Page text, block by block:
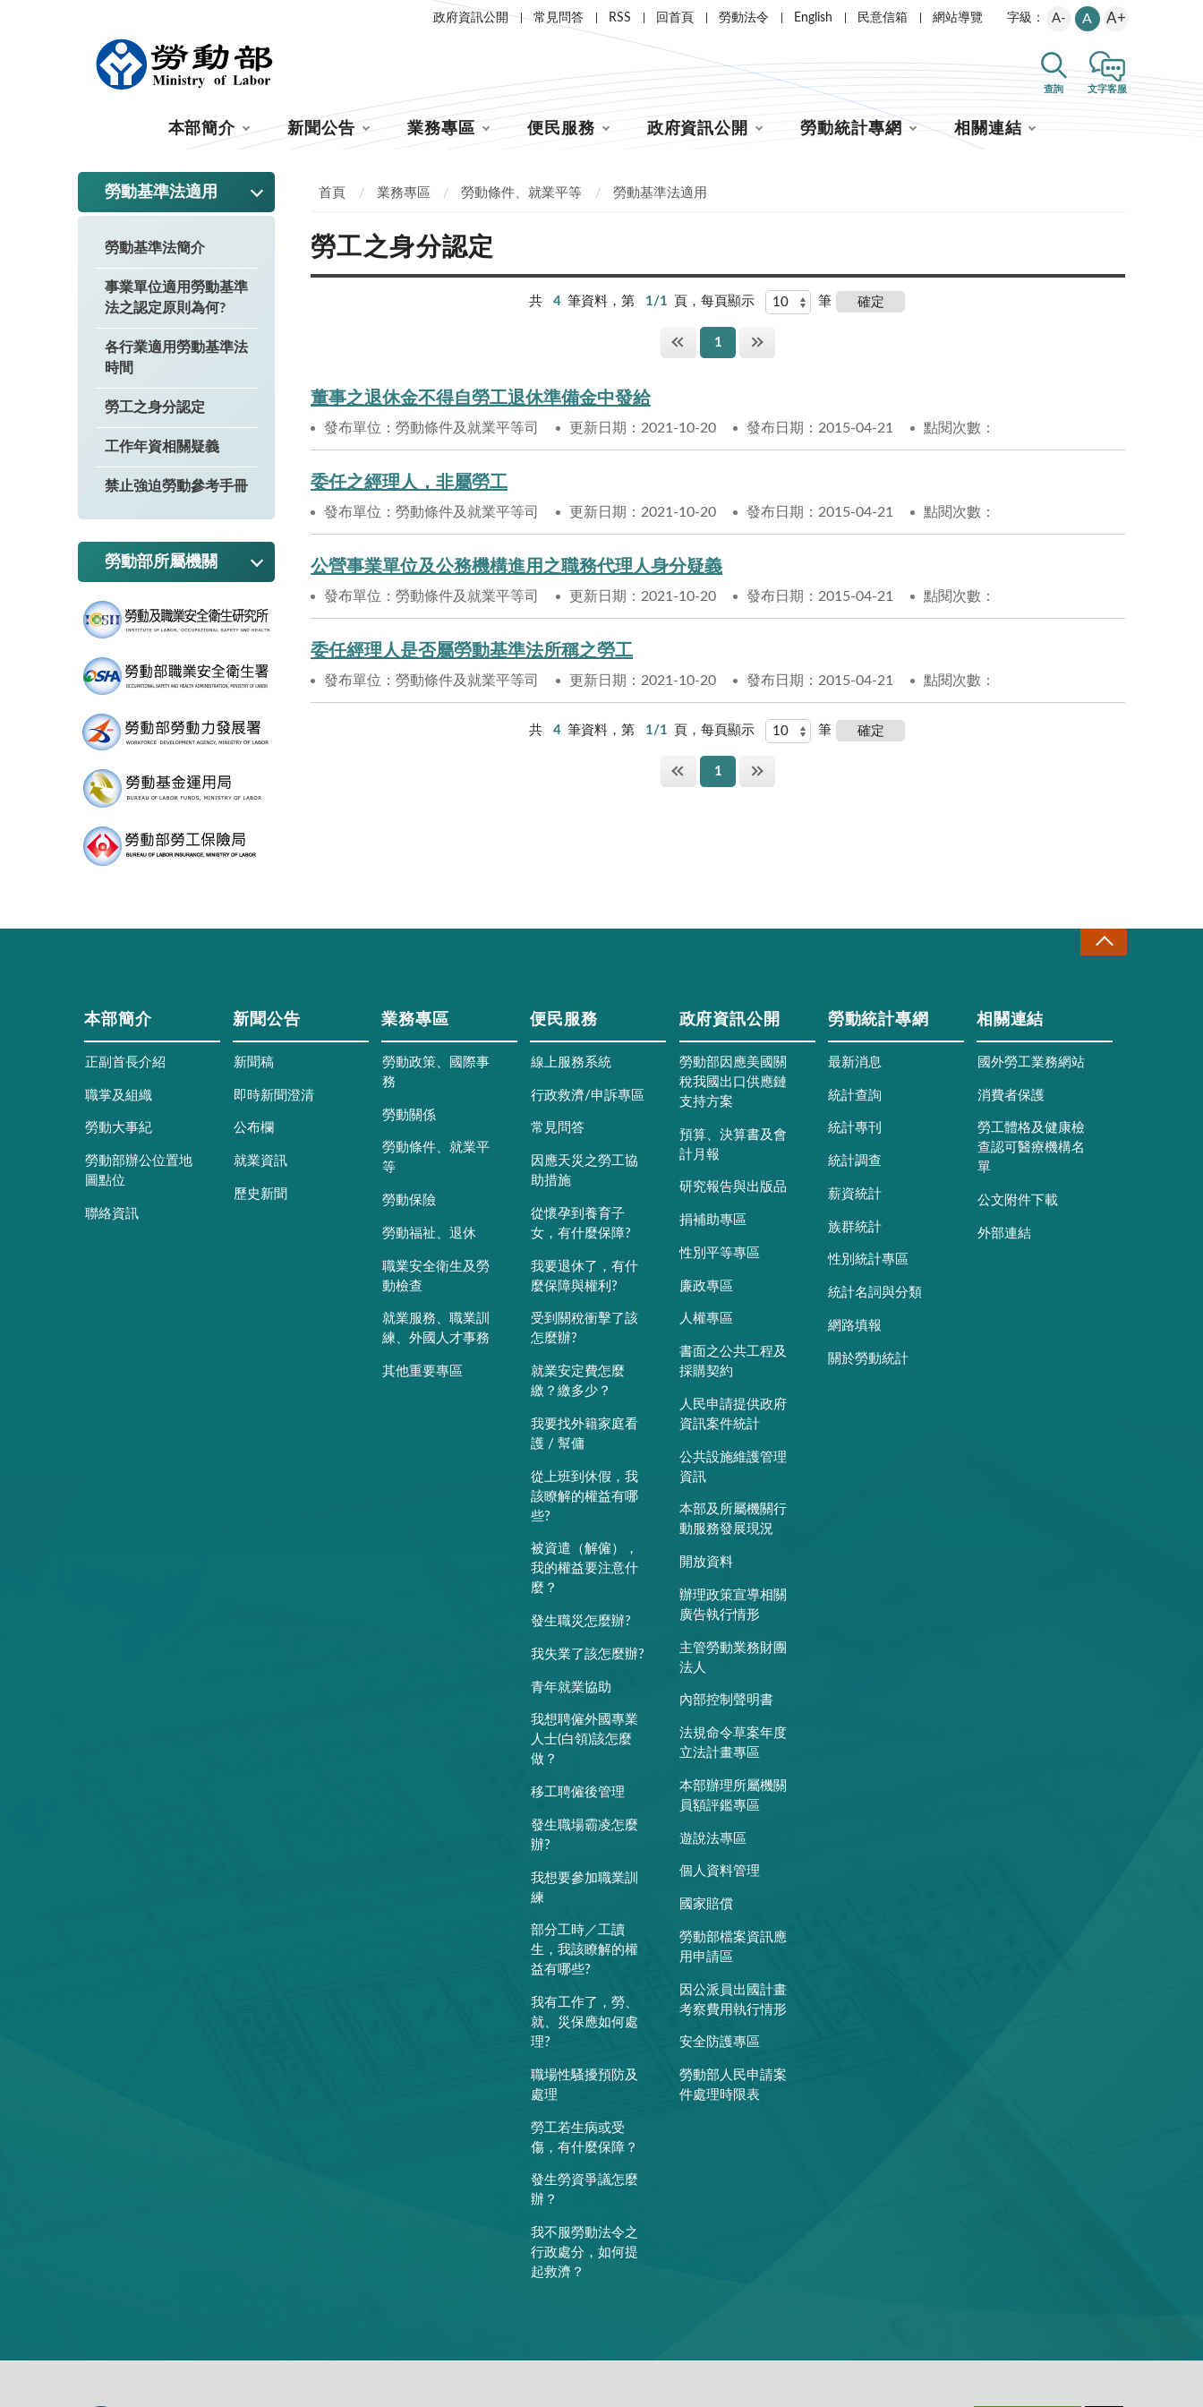
政府資訊公開 常見問答 RSS 回首頁 勞動法令 English 民意信箱 網站導覽 字級： A- A A+
查詢 文字客服
本部簡介 新聞公告 業務專區 便民服務 政府資訊公開 勞動統計專網 相關連結
勞動基準法適用
勞動基準法簡介
事業單位適用勞動基準
法之認定原則為何?
各行業適用勞動基準法
時間
勞工之身分認定
工作年資相關疑義
禁止強迫勞動參考手冊
勞動部所屬機關
首頁 業務專區 勞動條件、就業平等 勞動基準法適用
勞工之身分認定
共 4 筆資料，第 1/1 頁，每頁顯示 筆
1
董事之退休金不得自勞工退休準備金中發給
發布單位：勞動條件及就業平等司 更新日期：2021-10-20 發布日期：2015-04-21 點閱次數：
委任之經理人，非屬勞工
發布單位：勞動條件及就業平等司 更新日期：2021-10-20 發布日期：2015-04-21 點閱次數：
公營事業單位及公務機構進用之職務代理人身分疑義
發布單位：勞動條件及就業平等司 更新日期：2021-10-20 發布日期：2015-04-21 點閱次數：
委任經理人是否屬勞動基準法所稱之勞工
發布單位：勞動條件及就業平等司 更新日期：2021-10-20 發布日期：2015-04-21 點閱次數：
共 4 筆資料，第 1/1 頁，每頁顯示 筆
1
本部簡介
正副首長介紹
職掌及組織
勞動大事紀
勞動部辦公位置地
圖點位
聯絡資訊
新聞公告
新聞稿
即時新聞澄清
公布欄
就業資訊
歷史新聞
業務專區
勞動政策、國際事
務
勞動關係
勞動條件、就業平
等
勞動保險
勞動福祉、退休
職業安全衛生及勞
動檢查
就業服務、職業訓
練、外國人才事務
其他重要專區
便民服務
線上服務系統
行政救濟/申訴專區
常見問答
因應天災之勞工協
助措施
從懷孕到養育子
女，有什麼保障?
我要退休了，有什
麼保障與權利?
受到關稅衝擊了該
怎麼辦?
就業安定費怎麼
繳？繳多少？
我要找外籍家庭看
護 / 幫傭
從上班到休假，我
該瞭解的權益有哪
些?
被資遣（解僱），
我的權益要注意什
麼？
發生職災怎麼辦?
我失業了該怎麼辦?
青年就業協助
我想聘僱外國專業
人士(白領)該怎麼
做？
移工聘僱後管理
發生職場霸凌怎麼
辦?
我想要參加職業訓
練
部分工時／工讀
生，我該瞭解的權
益有哪些?
我有工作了，勞、
就、災保應如何處
理?
職場性騷擾預防及
處理
勞工若生病或受
傷，有什麼保障？
發生勞資爭議怎麼
辦？
我不服勞動法令之
行政處分，如何提
起救濟？
政府資訊公開
勞動部因應美國關
稅我國出口供應鏈
支持方案
預算、決算書及會
計月報
研究報告與出版品
捐補助專區
性別平等專區
廉政專區
人權專區
書面之公共工程及
採購契約
人民申請提供政府
資訊案件統計
公共設施維護管理
資訊
本部及所屬機關行
動服務發展現況
開放資料
辦理政策宣導相關
廣告執行情形
主管勞動業務財團
法人
內部控制聲明書
法規命令草案年度
立法計畫專區
本部辦理所屬機關
員額評鑑專區
遊說法專區
個人資料管理
國家賠償
勞動部檔案資訊應
用申請區
因公派員出國計畫
考察費用執行情形
安全防護專區
勞動部人民申請案
件處理時限表
勞動統計專網
最新消息
統計查詢
統計專刊
統計調查
薪資統計
族群統計
性別統計專區
統計名詞與分類
網路填報
關於勞動統計
相關連結
國外勞工業務網站
消費者保護
勞工體格及健康檢
查認可醫療機構名
單
公文附件下載
外部連結